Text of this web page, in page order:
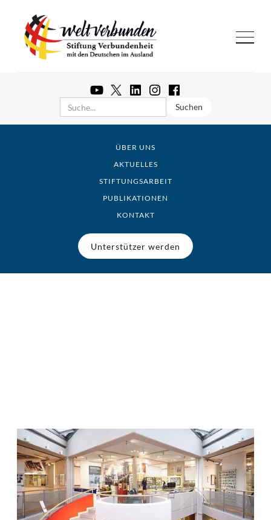
ÜBER UNS
AKTUELLES
STIFTUNGSARBEIT
PUBLIKATIONEN
KONTAKT
Unterstützer werden